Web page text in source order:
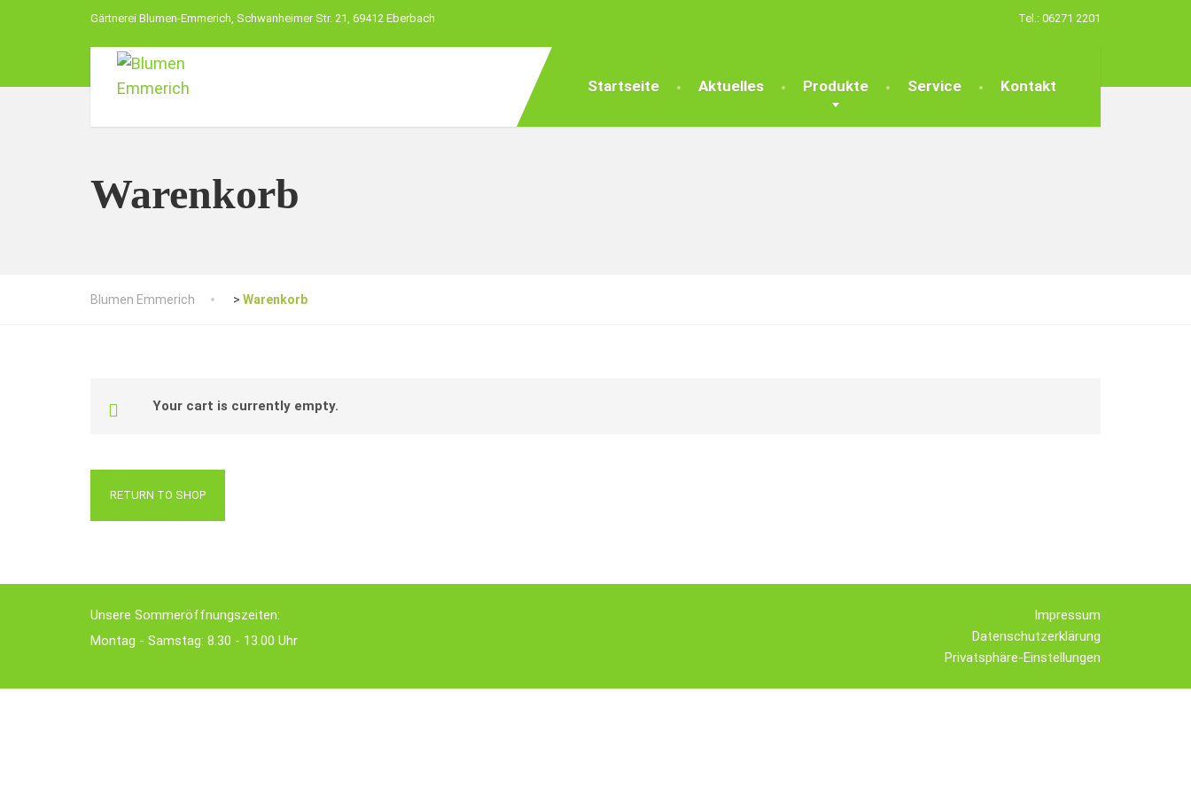
Gärtnerei Blumen-Emmerich, Schwanheimer Str. 21, 69412 Eberbach Tel.: 06271 2201
Startseite Aktuelles Produkte Service Kontakt
Warenkorb
Blumen Emmerich > Warenkorb
Your cart is currently empty.
RETURN TO SHOP
Unsere Sommeröffnungszeiten:
Montag - Samstag: 8.30 - 13.00 Uhr
Impressum
Datenschutzerklärung
Privatsphäre-Einstellungen